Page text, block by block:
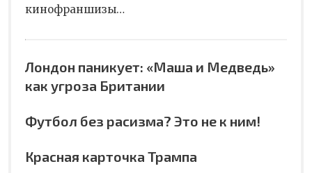
кинофраншизы…
Лондон паникует: «Маша и Медведь»
как угроза Британии
Футбол без расизма? Это не к ним!
Красная карточка Трампа